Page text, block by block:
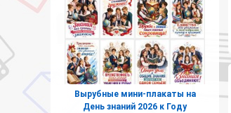
Вырубные мини-плакаты на
День знаний 2026 к Году